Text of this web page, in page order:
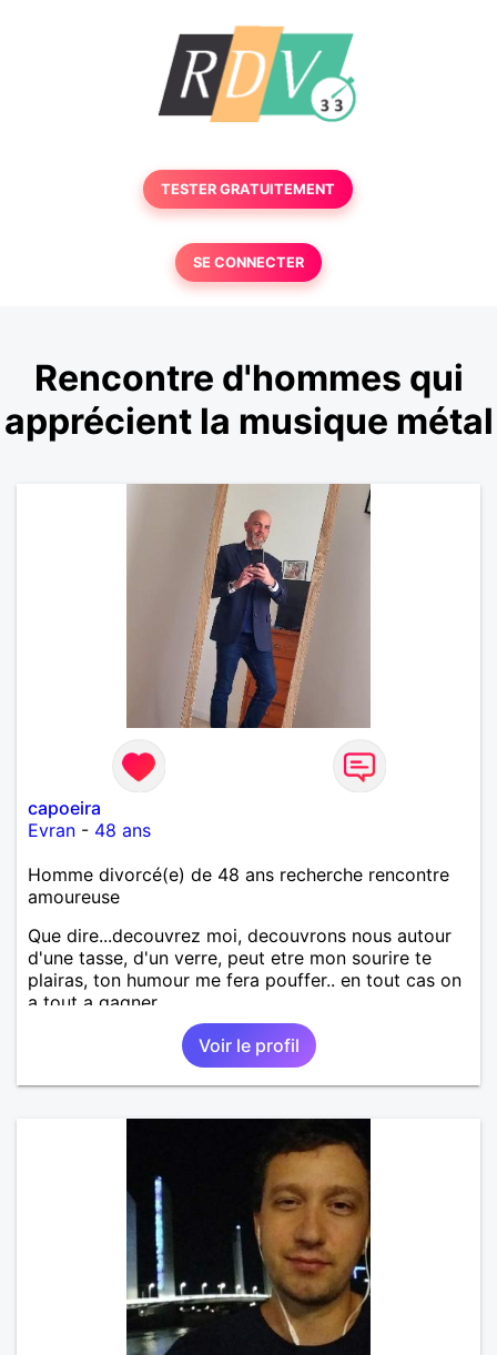
TESTER GRATUITEMENT
SE CONNECTER
Rencontre d'hommes qui
apprécient la musique métal
capoeira
Evran - 48 ans
Homme divorcé(e) de 48 ans recherche rencontre
amoureuse
Que dire...decouvrez moi, decouvrons nous autour
d'une tasse, d'un verre, peut etre mon sourire te
plairas, ton humour me fera pouffer.. en tout cas on
a tout a gagner.
Voir le profil